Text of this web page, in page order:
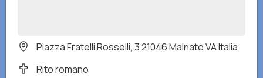
Piazza Fratelli Rosselli, 3 21046 Malnate VA Italia
Rito romano